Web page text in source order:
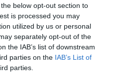
below opt-out section to
is processed you may
utilized by us or personal
separately opt-out of the
the IAB’s list of downstream
parties on the IAB’s List of
parties.